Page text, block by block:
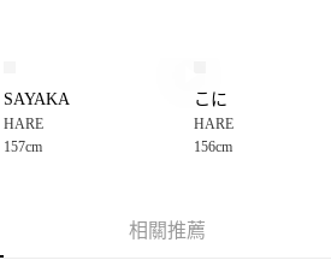
灣大哥大用戶可立即使用無須另外申請。
」，訂單成立後會自動跳轉到大哥付的交易
費用金額請依後續交易確認頁面所載為準。
往確認交易或遇審核未通過，訂單將自動取
狀況，表示未達大哥付你分期系統評分，恕無
SAYAKA
HARE
157cm
こに
HARE
156cm
相關推薦